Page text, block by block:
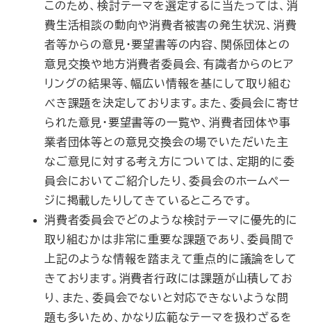
このため、検討テーマを選定するに当たっては、消
費生活相談の動向や消費者被害の発生状況、消費
者等からの意見・要望書等の内容、関係団体との
意見交換や地方消費者委員会、有識者からのヒア
リングの結果等、幅広い情報を基にして取り組む
べき課題を決定しております。また、委員会に寄せ
られた意見・要望書等の一覧や、消費者団体や事
業者団体等との意見交換会の場でいただいた主
なご意見に対する考え方については、定期的に委
員会においてご紹介したり、委員会のホームペー
ジに掲載したりしてきているところです。
消費者委員会でどのような検討テーマに優先的に
取り組むかは非常に重要な課題であり、委員間で
上記のような情報を踏まえて重点的に議論をして
きております。消費者行政には課題が山積してお
り、また、委員会でないと対応できないような問
題も多いため、かなり広範なテーマを扱わざるを